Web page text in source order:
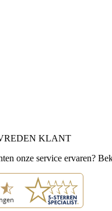
KLANT
onze service ervaren?